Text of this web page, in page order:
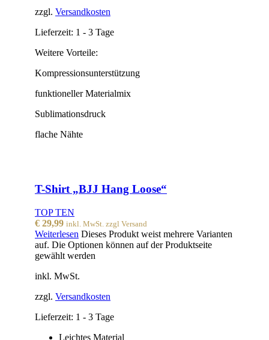
zzgl. Versandkosten
Lieferzeit: 1 - 3 Tage
Weitere Vorteile:
Kompressionsunterstützung
funktioneller Materialmix
Sublimationsdruck
flache Nähte
T-Shirt „BJJ Hang Loose“
TOP TEN
€ 29,99 inkl. MwSt. zzgl Versand
Weiterlesen Dieses Produkt weist mehrere Varianten
auf. Die Optionen können auf der Produktseite
gewählt werden
inkl. MwSt.
zzgl. Versandkosten
Lieferzeit: 1 - 3 Tage
Leichtes Material